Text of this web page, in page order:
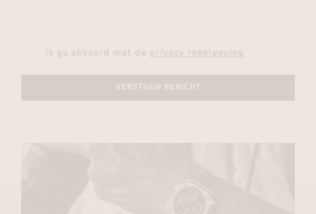
Ik ga akkoord met de privacy regelgeving
VERSTUUR BERICHT